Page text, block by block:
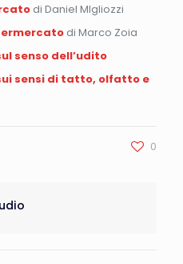
di Daniel MIgliozzi
di Marco Zoia
senso dell’udito
sensi di tatto, olfatto e
0